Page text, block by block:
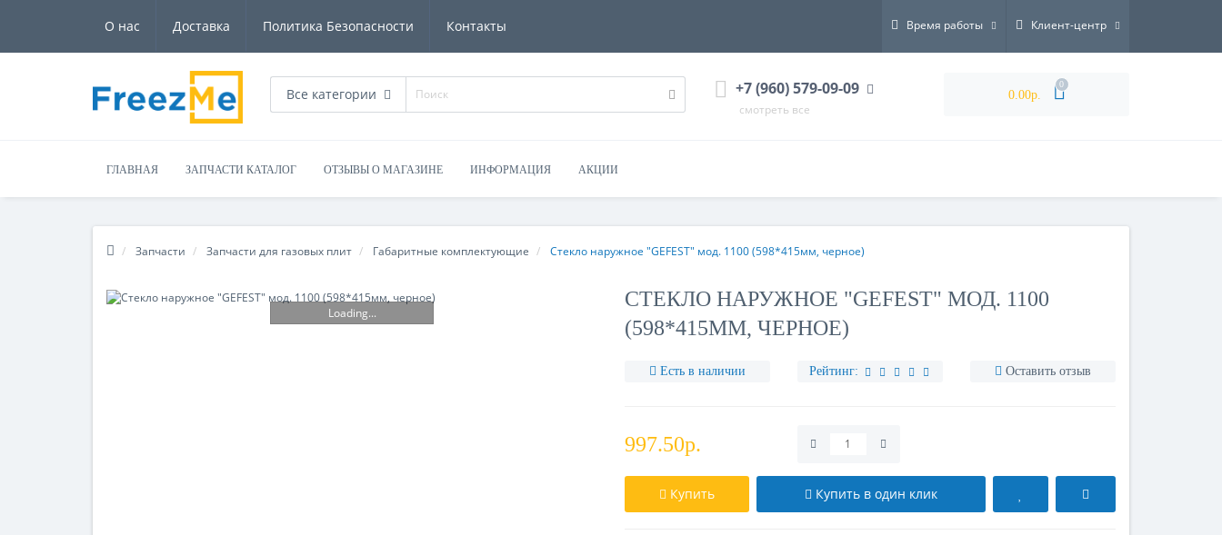
О нас Доставка Политика Безопасности Контакты Время работы Клиент-центр
Все категории +7 (960) 579-09-09
смотреть все
0.00р.
0
ГЛАВНАЯ ЗАПЧАСТИ КАТАЛОГ ОТЗЫВЫ О МАГАЗИНЕ ИНФОРМАЦИЯ АКЦИИ
Запчасти Запчасти для газовых плит Габаритные комплектующие Стекло наружное "GEFEST" мод. 1100 (598*415мм, черное)
Loading...
СТЕКЛО НАРУЖНОЕ "GEFEST" МОД. 1100
(598*415ММ, ЧЕРНОЕ)
Есть в наличии Рейтинг: Оставить отзыв
997.50р.
Купить Купить в один клик